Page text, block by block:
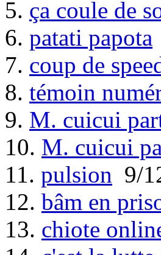
5. ça coule de
6. patati papota
7. coup de
8. témoin
9. M. cuicui
10. M. cuicui
11. pulsion 9/
12. bâm en
13. chiote